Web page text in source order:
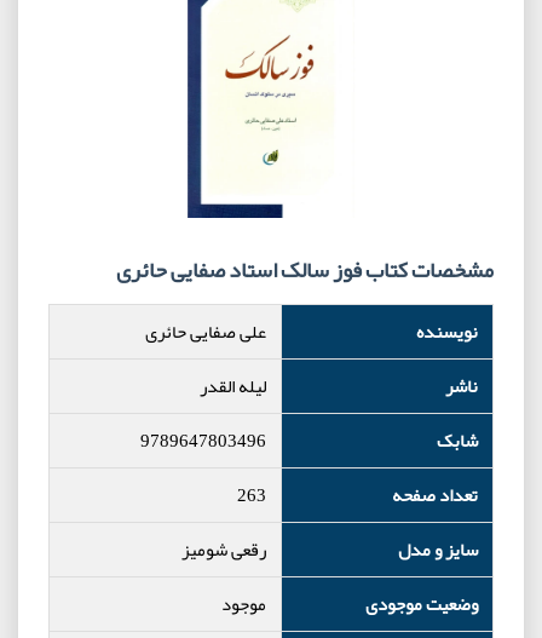
مشخصات کتاب فوز سالک استاد صفایی حائری
نویسنده
علی صفایی حائری
ناشر
لیله القدر
شابک
9789647803496
تعداد صفحه
263
سایز و مدل
رقعی شومیز
وضعیت موجودی
موجود